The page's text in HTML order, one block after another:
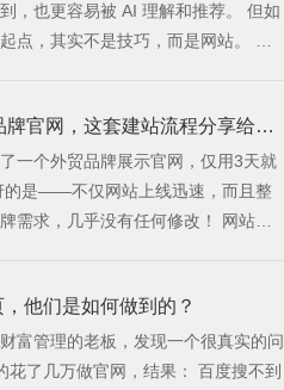
，也更容易被 AI 理解和推荐。 但如
，其实不是技巧，而是网站。 因
步该怎么联系你。 而这些问
官网，这套建站流程分享给大
一个外贸品牌展示官网，仅用3天就
的是——不仅网站上线迅速，而且整
，几乎没有任何修改！ 网站效
官 他们是如何做到的？
富管理的老板，发现一个很真实的问
做官网，结果： 百度搜不到